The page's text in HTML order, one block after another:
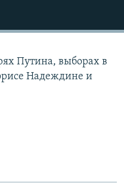
Путина, выборах в
Надеждине и